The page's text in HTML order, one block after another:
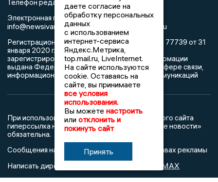
Телефон редакции: 8 (4932) 34-60-32
Электронная почта редакции:
info@newsivanovo.ru, reklama@newsivanovo.ru
Регистрационный номер: серия ЭЛ № ФС 77 - 77739 от 31
января 2020 г. согласно выписке из реестра
зарегистрированных средств массовой информации
выдана Федеральной службой по надзору в сфере связи,
информационных технологий и массовых коммуникаций
При использовании любого материала с данного сайта
гиперссылка на Сетевое издание «Ивановские новости»
обязательна.
Сообщения на сером фоне размещены на правах рекламы
Написать директору в телеграм
MAX
даете согласие на
обработку персональных
данных
с использованием
интернет-сервиса
Яндекс.Метрика,
top.mail.ru, LiveInternet.
На сайте используются
cookie. Оставаясь на
сайте, вы принимаете
все условия
использования.
Вы можете настроить
или отклонить и
покинуть сайт
Принять